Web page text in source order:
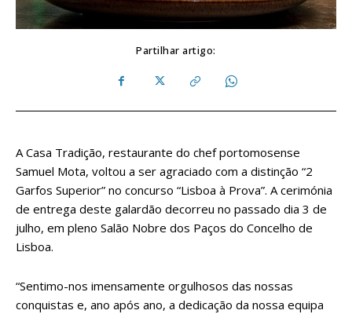
Partilhar artigo:
A Casa Tradição, restaurante do chef portomosense
Samuel Mota, voltou a ser agraciado com a distinção “2
Garfos Superior” no concurso “Lisboa à Prova”. A cerimónia
de entrega deste galardão decorreu no passado dia 3 de
julho, em pleno Salão Nobre dos Paços do Concelho de
Lisboa.
“Sentimo-nos imensamente orgulhosos das nossas
conquistas e, ano após ano, a dedicação da nossa equipa